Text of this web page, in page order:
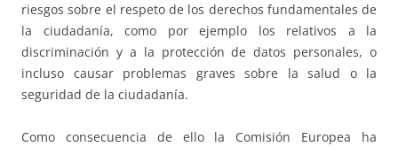
riesgos sobre el respeto de los derechos fundamentales de
la ciudadanía, como por ejemplo los relativos a la
discriminación y a la protección de datos personales, o
incluso causar problemas graves sobre la salud o la
seguridad de la ciudadanía.
Como consecuencia de ello la Comisión Europea ha